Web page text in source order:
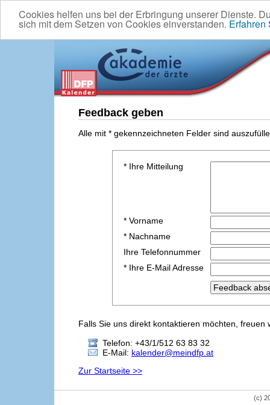
Cookies helfen uns bei der Erbringung unserer Dienste.
sich mit dem Setzen von Cookies einverstanden. Erfahren
Feedback geben
Alle mit * gekennzeichneten Felder sind
* Ihre Mitteilung
* Vorname
* Nachname
Ihre Telefonnummer
* Ihre E-Mail Adresse
Falls Sie uns direkt kontaktieren möchten,
Telefon: +43/1/512 63 83 32
E-Mail: kalender@meindfp.at
Zur Startseite >>
(c)